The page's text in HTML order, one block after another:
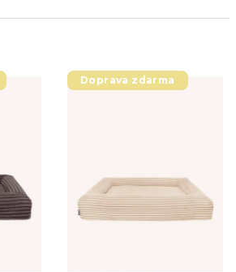
Doprava zdarma